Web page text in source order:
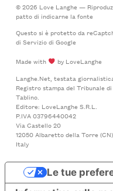
© 2026 Love Langhe —
patto di indicarne la fonte
Questo si è protetto da
di Serviziodi Google
Made with
by LoveLanghe
Langhe.Net, testata
Registro stampa del Tribunale
Tablino.
Editore: LoveLanghe S.R.L.
P.IVA 03796440042
Via Castello 20
12050 Albaretto della Torre (CN)
Italy
Le tue